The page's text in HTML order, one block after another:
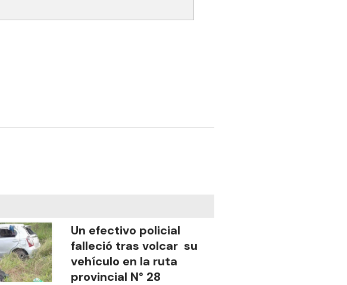
Un efectivo policial
falleció tras volcar su
vehículo en la ruta
provincial N° 28